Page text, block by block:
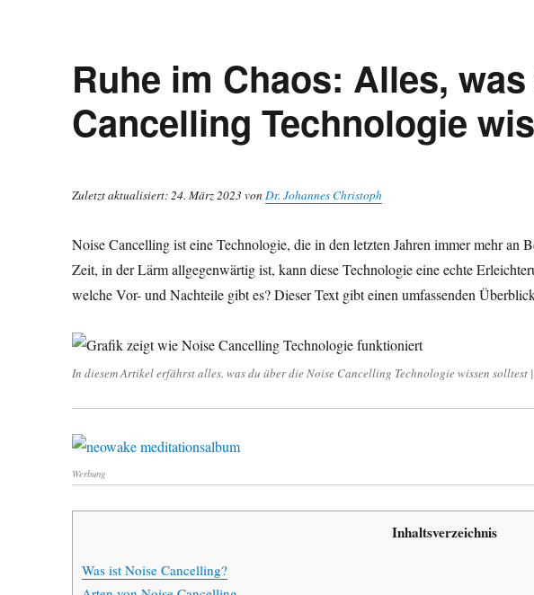
Ruhe im Chaos: Alles,
Cancelling Technologie
Zuletzt aktualisiert: 24. März 2023 vonDr. Johannes Christoph
Noise Cancelling ist eine Technologie, die in den letzten Jahren immer mehr an
Zeit, in der Lärm allgegenwärtig ist, kann diese Technologie eine echte
welche Vor- und Nachteile gibt es? Dieser Text gibt einen umfassenden
In diesem Artikel erfährst alles. was du über die Noise Cancelling Technologie wissen solltest
Werbung
Inhaltsverzeichnis
Was ist Noise Cancelling?